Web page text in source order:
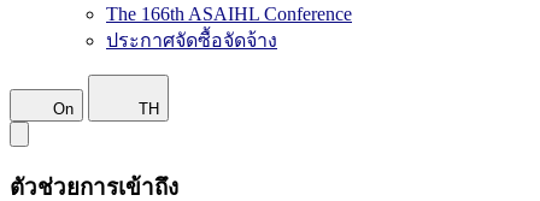
The 166th ASAIHL Conference
ประกาศจัดซื้อจัดจ้าง
On TH
ตัวช่วยการเข้าถึง